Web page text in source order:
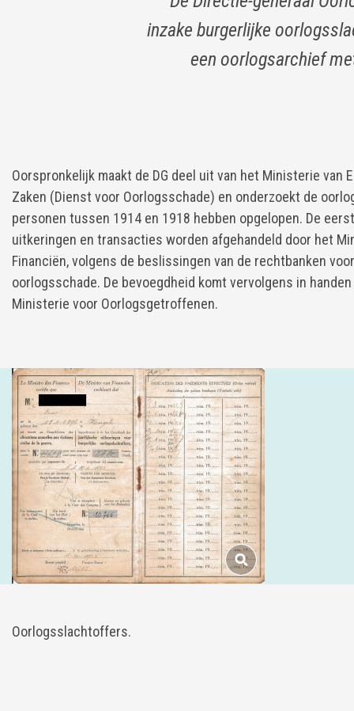
inzake burgerlijke
een oorlogsarchief
Oorspronkelijk maakt de DG deel uit van het Ministerie van
Zaken (Dienst voor Oorlogsschade) en onderzoekt de
personen tussen 1914 en 1918 hebben opgelopen. De
uitkeringen en transacties worden afgehandeld door het
Financiën, volgens de beslissingen van de rechtbanken voor
oorlogsschade. De bevoegdheid komt vervolgens in
Ministerie voor Oorlogsgetroffenen.
Oorlogsslachtoffers.